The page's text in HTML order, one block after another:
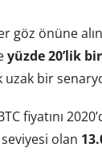
göz önüne
yüzde 20’lik
bir
fiyatını
olan